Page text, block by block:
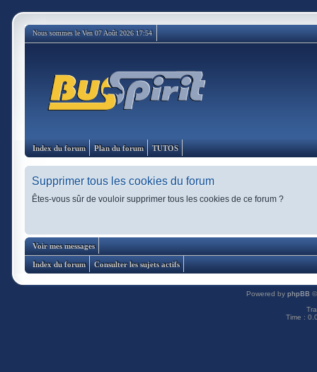
Nous sommes le Ven 07 Août 2026 17:54
Index du forum Plan du forum TUTOS
Supprimer tous les cookies du forum
Êtes-vous sûr de vouloir supprimer tous les cookies de ce forum ?
Voir mes messages
Index du forum Consulter les sujets actifs
Powered by phpBB
Time :